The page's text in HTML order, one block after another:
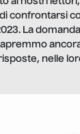
confrontarsi
La
nelle